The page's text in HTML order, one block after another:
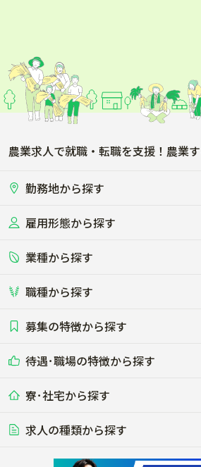
農業求人で就職・転職を支援！農業
勤務地から探す
北海道
関東
東海
雇用形態から探す
正社員 バイ
短期アルバイト
その他（独立・副業など）
業種から探す
畜産（酪農･肉牛･養豚･養鶏など）
酪農
する牧場
養豚
る養豚場
その
畑・圃場で野菜・穀物を生産 ビニ
稲作
農業資材･肥料
農場設備・肥料・飼料の生産・流
その他業種
職種から探す
農場･牧場･現場職
専門
研究･開発 WEB･
募集の特徴から探す
未経験歓迎
学歴不問
50代採用実績あり
待遇･職場の特徴から探す
社会保険完備
食事補助あり
寮･社宅から探す
単身寮あり
求人の種類から探す